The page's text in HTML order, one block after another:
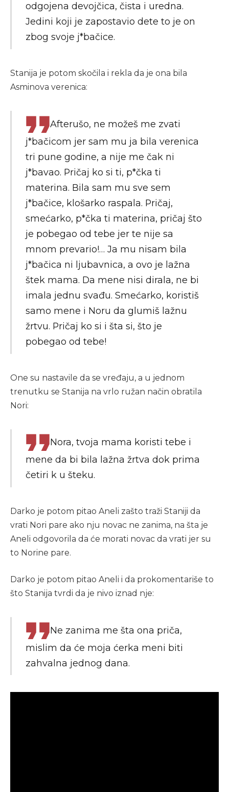
odgojena devojčica, čista i uredna.
Jedini koji je zapostavio dete to je on
zbog svoje j*bačice.
Stanija je potom skočila i rekla da je ona bila
Asminova verenica:
Afterušo, ne možeš me zvati
j*bačicom jer sam mu ja bila verenica
tri pune godine, a nije me čak ni
j*bavao. Pričaj ko si ti, p*čka ti
materina. Bila sam mu sve sem
j*bačice, klošarko raspala. Pričaj,
smećarko, p*čka ti materina, pričaj što
je pobegao od tebe jer te nije sa
mnom prevario!… Ja mu nisam bila
j*bačica ni ljubavnica, a ovo je lažna
štek mama. Da mene nisi dirala, ne bi
imala jednu svađu. Smećarko, koristiš
samo mene i Noru da glumiš lažnu
žrtvu. Pričaj ko si i šta si, što je
pobegao od tebe!
One su nastavile da se vređaju, a u jednom
trenutku se Stanija na vrlo ružan način obratila
Nori:
Nora, tvoja mama koristi tebe i
mene da bi bila lažna žrtva dok prima
četiri k u šteku.
Darko je potom pitao Aneli zašto traži Staniji da
vrati Nori pare ako nju novac ne zanima, na šta je
Aneli odgovorila da će morati novac da vrati jer su
to Norine pare.
Darko je potom pitao Aneli i da prokomentariše to
što Stanija tvrdi da je nivo iznad nje:
Ne zanima me šta ona priča,
mislim da će moja ćerka meni biti
zahvalna jednog dana.